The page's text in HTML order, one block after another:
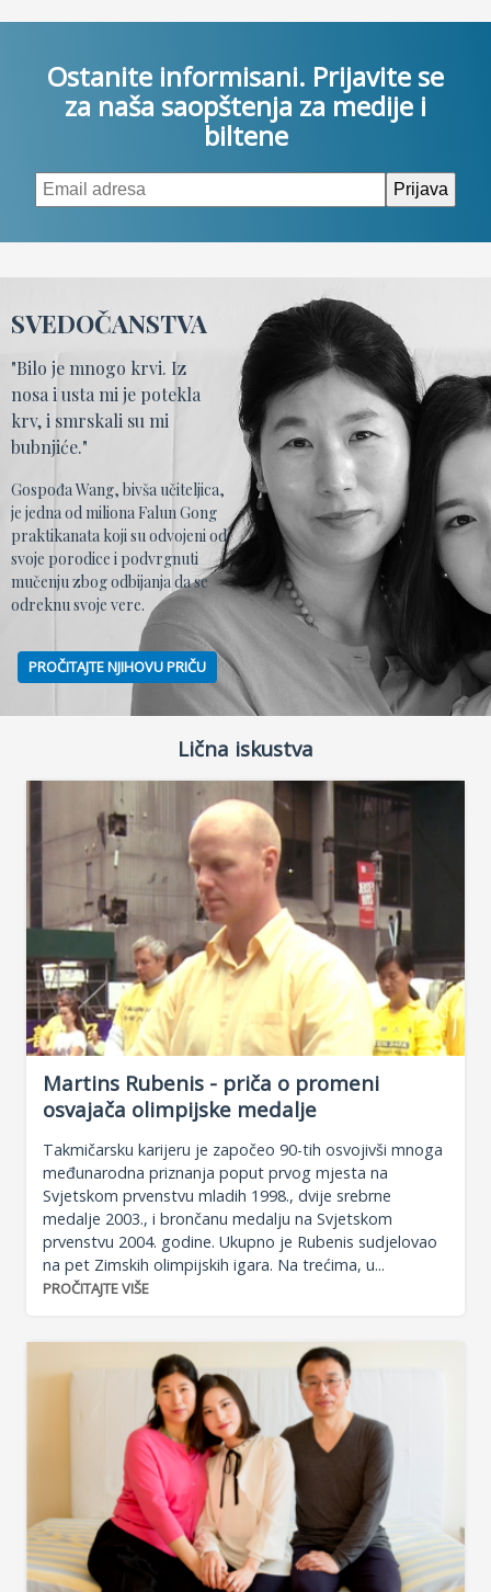
Ostanite informisani. Prijavite se
za naša saopštenja za medije i
biltene
SVEDOČANSTVA
"Bilo je mnogo krvi. Iz
nosa i usta mi je potekla
krv, i smrskali su mi
bubnjiće."
Gospođa Wang, bivša učiteljica,
je jedna od miliona Falun Gong
praktikanata koji su odvojeni od
svoje porodice i podvrgnuti
mučenju zbog odbijanja da se
odreknu svoje vere.
PROČITAJTE NJIHOVU PRIČU
Lična iskustva
Martins Rubenis - priča o promeni
osvajača olimpijske medalje
Takmičarsku karijeru je započeo 90-tih osvojivši mnoga
međunarodna priznanja poput prvog mjesta na
Svjetskom prvenstvu mladih 1998., dvije srebrne
medalje 2003., i brončanu medalju na Svjetskom
prvenstvu 2004. godine. Ukupno je Rubenis sudjelovao
na pet Zimskih olimpijskih igara. Na trećima, u...
PROČITAJTE VIŠE